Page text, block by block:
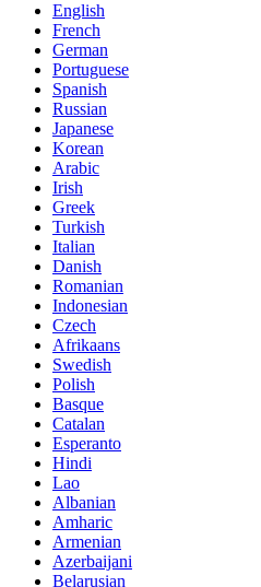
English
French
German
Portuguese
Spanish
Russian
Japanese
Korean
Arabic
Irish
Greek
Turkish
Italian
Danish
Romanian
Indonesian
Czech
Afrikaans
Swedish
Polish
Basque
Catalan
Esperanto
Hindi
Lao
Albanian
Amharic
Armenian
Azerbaijani
Belarusian